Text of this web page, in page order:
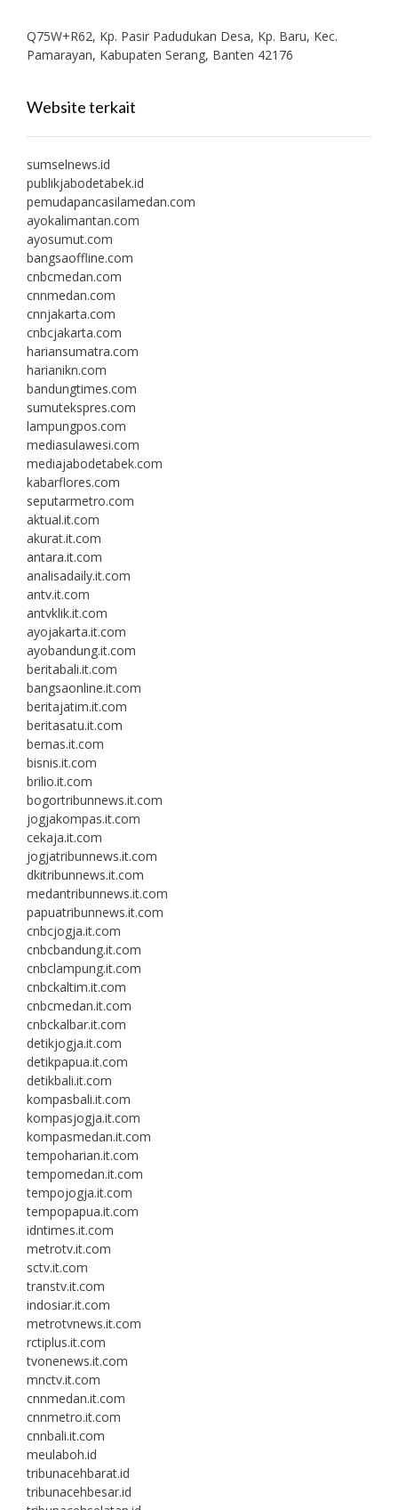
Q75W+R62, Kp. Pasir Padudukan Desa, Kp. Baru, Kec.
Pamarayan, Kabupaten Serang, Banten 42176
Website terkait
sumselnews.id
publikjabodetabek.id
pemudapancasilamedan.com
ayokalimantan.com
ayosumut.com
bangsaoffline.com
cnbcmedan.com
cnnmedan.com
cnnjakarta.com
cnbcjakarta.com
hariansumatra.com
harianikn.com
bandungtimes.com
sumutekspres.com
lampungpos.com
mediasulawesi.com
mediajabodetabek.com
kabarflores.com
seputarmetro.com
aktual.it.com
akurat.it.com
antara.it.com
analisadaily.it.com
antv.it.com
antvklik.it.com
ayojakarta.it.com
ayobandung.it.com
beritabali.it.com
bangsaonline.it.com
beritajatim.it.com
beritasatu.it.com
bernas.it.com
bisnis.it.com
brilio.it.com
bogortribunnews.it.com
jogjakompas.it.com
cekaja.it.com
jogjatribunnews.it.com
dkitribunnews.it.com
medantribunnews.it.com
papuatribunnews.it.com
cnbcjogja.it.com
cnbcbandung.it.com
cnbclampung.it.com
cnbckaltim.it.com
cnbcmedan.it.com
cnbckalbar.it.com
detikjogja.it.com
detikpapua.it.com
detikbali.it.com
kompasbali.it.com
kompasjogja.it.com
kompasmedan.it.com
tempoharian.it.com
tempomedan.it.com
tempojogja.it.com
tempopapua.it.com
idntimes.it.com
metrotv.it.com
sctv.it.com
transtv.it.com
indosiar.it.com
metrotvnews.it.com
rctiplus.it.com
tvonenews.it.com
mnctv.it.com
cnnmedan.it.com
cnnmetro.it.com
cnnbali.it.com
meulaboh.id
tribunacehbarat.id
tribunacehbesar.id